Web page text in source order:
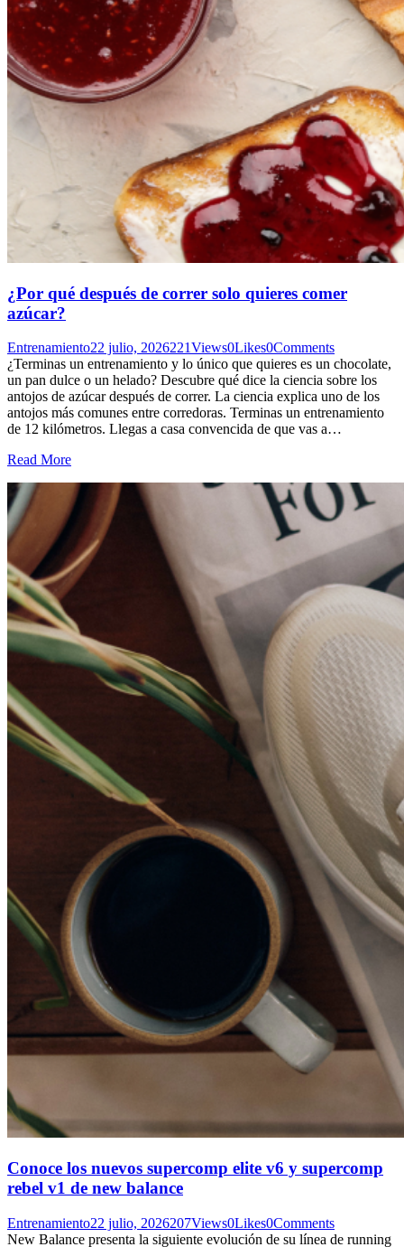
¿Por qué después de correr solo quieres comer
azúcar?
Entrenamiento22 julio, 2026221Views0Likes0Comments
¿Terminas un entrenamiento y lo único que quieres es un chocolate,
un pan dulce o un helado? Descubre qué dice la ciencia sobre los
antojos de azúcar después de correr. La ciencia explica uno de los
antojos más comunes entre corredoras. Terminas un entrenamiento
de 12 kilómetros. Llegas a casa convencida de que vas a…
Read More
Conoce los nuevos supercomp elite v6 y supercomp
rebel v1 de new balance
Entrenamiento22 julio, 2026207Views0Likes0Comments
New Balance presenta la siguiente evolución de su línea de running